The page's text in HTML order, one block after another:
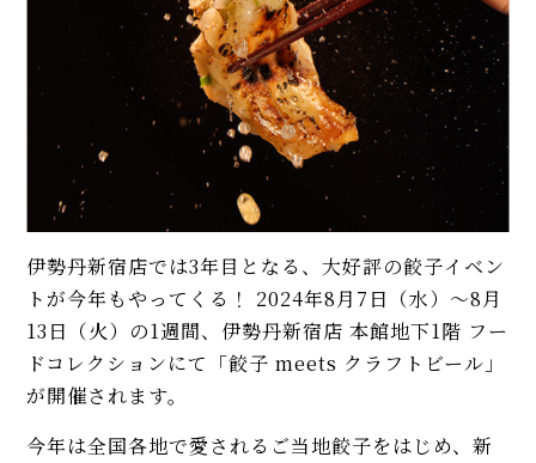
伊勢丹新宿店では3年目となる、大好評の餃子イベン
トが今年もやってくる！ 2024年8月7日（水）～8月
13日（火）の1週間、伊勢丹新宿店 本館地下1階 フー
ドコレクションにて「餃子 meets クラフトビール」
が開催されます。
今年は全国各地で愛されるご当地餃子をはじめ、新